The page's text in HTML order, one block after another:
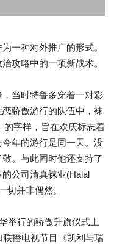
一种对外推广的形式。
攻略中的一项新战术。
，当时特鲁多穿着一对彩
骄傲游行的队伍中，袜
的字样，旨在欢庆标志着
年的游行是同一天。没
。与此同时他还支持了
公司清真袜业(Halal
切并非偶然。
举行的骄傲升旗仪式上
播电视节目《凯利与瑞